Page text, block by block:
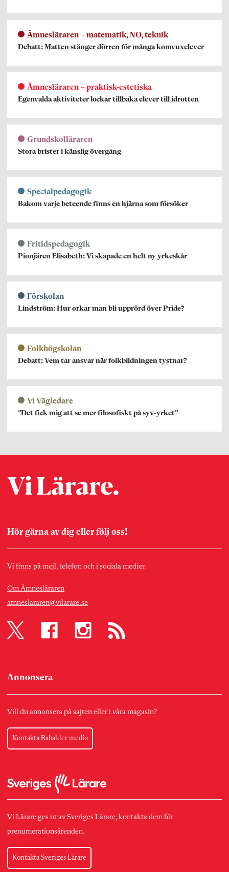
Ämnesläraren – matematik, NO, teknik
Debatt: Matten stänger dörren för många komvuxelever
Ämnesläraren – praktisk-estetiska
Egenvalda aktiviteter lockar tillbaka elever till idrotten
Grundskolläraren
Stora brister i känslig övergång
Specialpedagogik
Bakom varje beteende finns en hjärna som försöker
Fritidspedagogik
Pionjären Elisabeth: Vi skapade en helt ny yrkeskår
Förskolan
Lindström: Hur orkar man bli upprörd över Pride?
Folkhögskolan
Debatt: Vem tar ansvar när folkbildningen tystnar?
Vi Vägledare
”Det fick mig att se mer filosofiskt på syv-yrket”
Hör gärna av dig eller följ oss!
Vi finns på mejl, telefon och i sociala medier.
Om Ämnesläraren
amneslararen@vilarare.se
Annonsera
Vill du annonsera på sajten eller i våra magasin?
Kontakta Rabalder media
Vi Lärare ges ut av Sveriges Lärare, kontakta dem för
prenumerationsärenden.
Kontakta Sveriges Lärare